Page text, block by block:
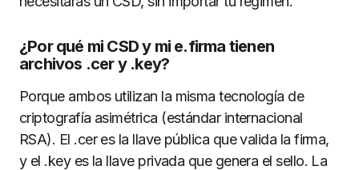
¿Por qué mi CSD y mi e.firma tienen
archivos .cer y .key?
Porque ambos utilizan la misma tecnología de
criptografía asimétrica (estándar internacional
RSA). El .cer es la llave pública que valida la firma,
y el .key es la llave privada que genera el sello. La